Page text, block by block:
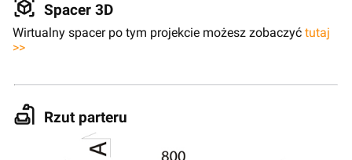
Spacer 3D
Wirtualny spacer po tym projekcie możesz zobaczyć tutaj
>>
Rzut parteru